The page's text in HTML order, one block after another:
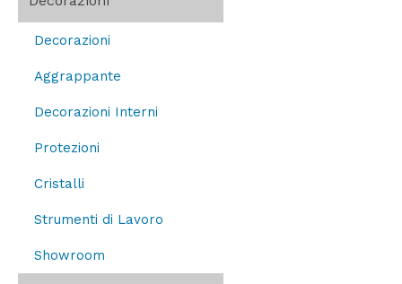
Decorazioni
Aggrappante
Decorazioni Interni
Protezioni
Cristalli
Strumenti di Lavoro
Showroom